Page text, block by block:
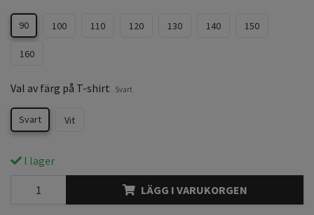
90 100 110 120 130 140 150
160
Val av färg på T-shirt Svart
Svart Vit
I lager
LÄGG I VARUKORGEN